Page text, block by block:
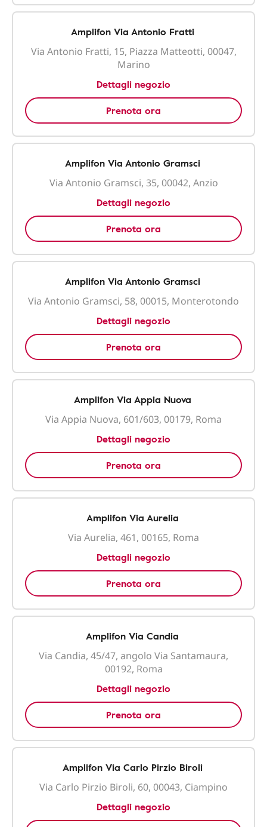
Amplifon Via Antonio Fratti
Via Antonio Fratti, 15, Piazza Matteotti, 00047,
Marino
Dettagli negozio
Prenota ora
Amplifon Via Antonio Gramsci
Via Antonio Gramsci, 35, 00042, Anzio
Dettagli negozio
Prenota ora
Amplifon Via Antonio Gramsci
Via Antonio Gramsci, 58, 00015, Monterotondo
Dettagli negozio
Prenota ora
Amplifon Via Appia Nuova
Via Appia Nuova, 601/603, 00179, Roma
Dettagli negozio
Prenota ora
Amplifon Via Aurelia
Via Aurelia, 461, 00165, Roma
Dettagli negozio
Prenota ora
Amplifon Via Candia
Via Candia, 45/47, angolo Via Santamaura,
00192, Roma
Dettagli negozio
Prenota ora
Amplifon Via Carlo Pirzio Biroli
Via Carlo Pirzio Biroli, 60, 00043, Ciampino
Dettagli negozio